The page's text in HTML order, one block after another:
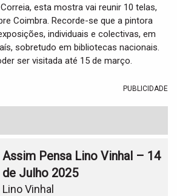
esta mostra vai reunir 10 telas,
Coimbra. Recorde-se que a pintora
individuais e colectivas, em
sobretudo em bibliotecas nacionais.
ser visitada até 15 de março.
PUBLICIDADE
Assim Pensa Lino Vinhal – 14
de Julho 2025
Lino Vinhal